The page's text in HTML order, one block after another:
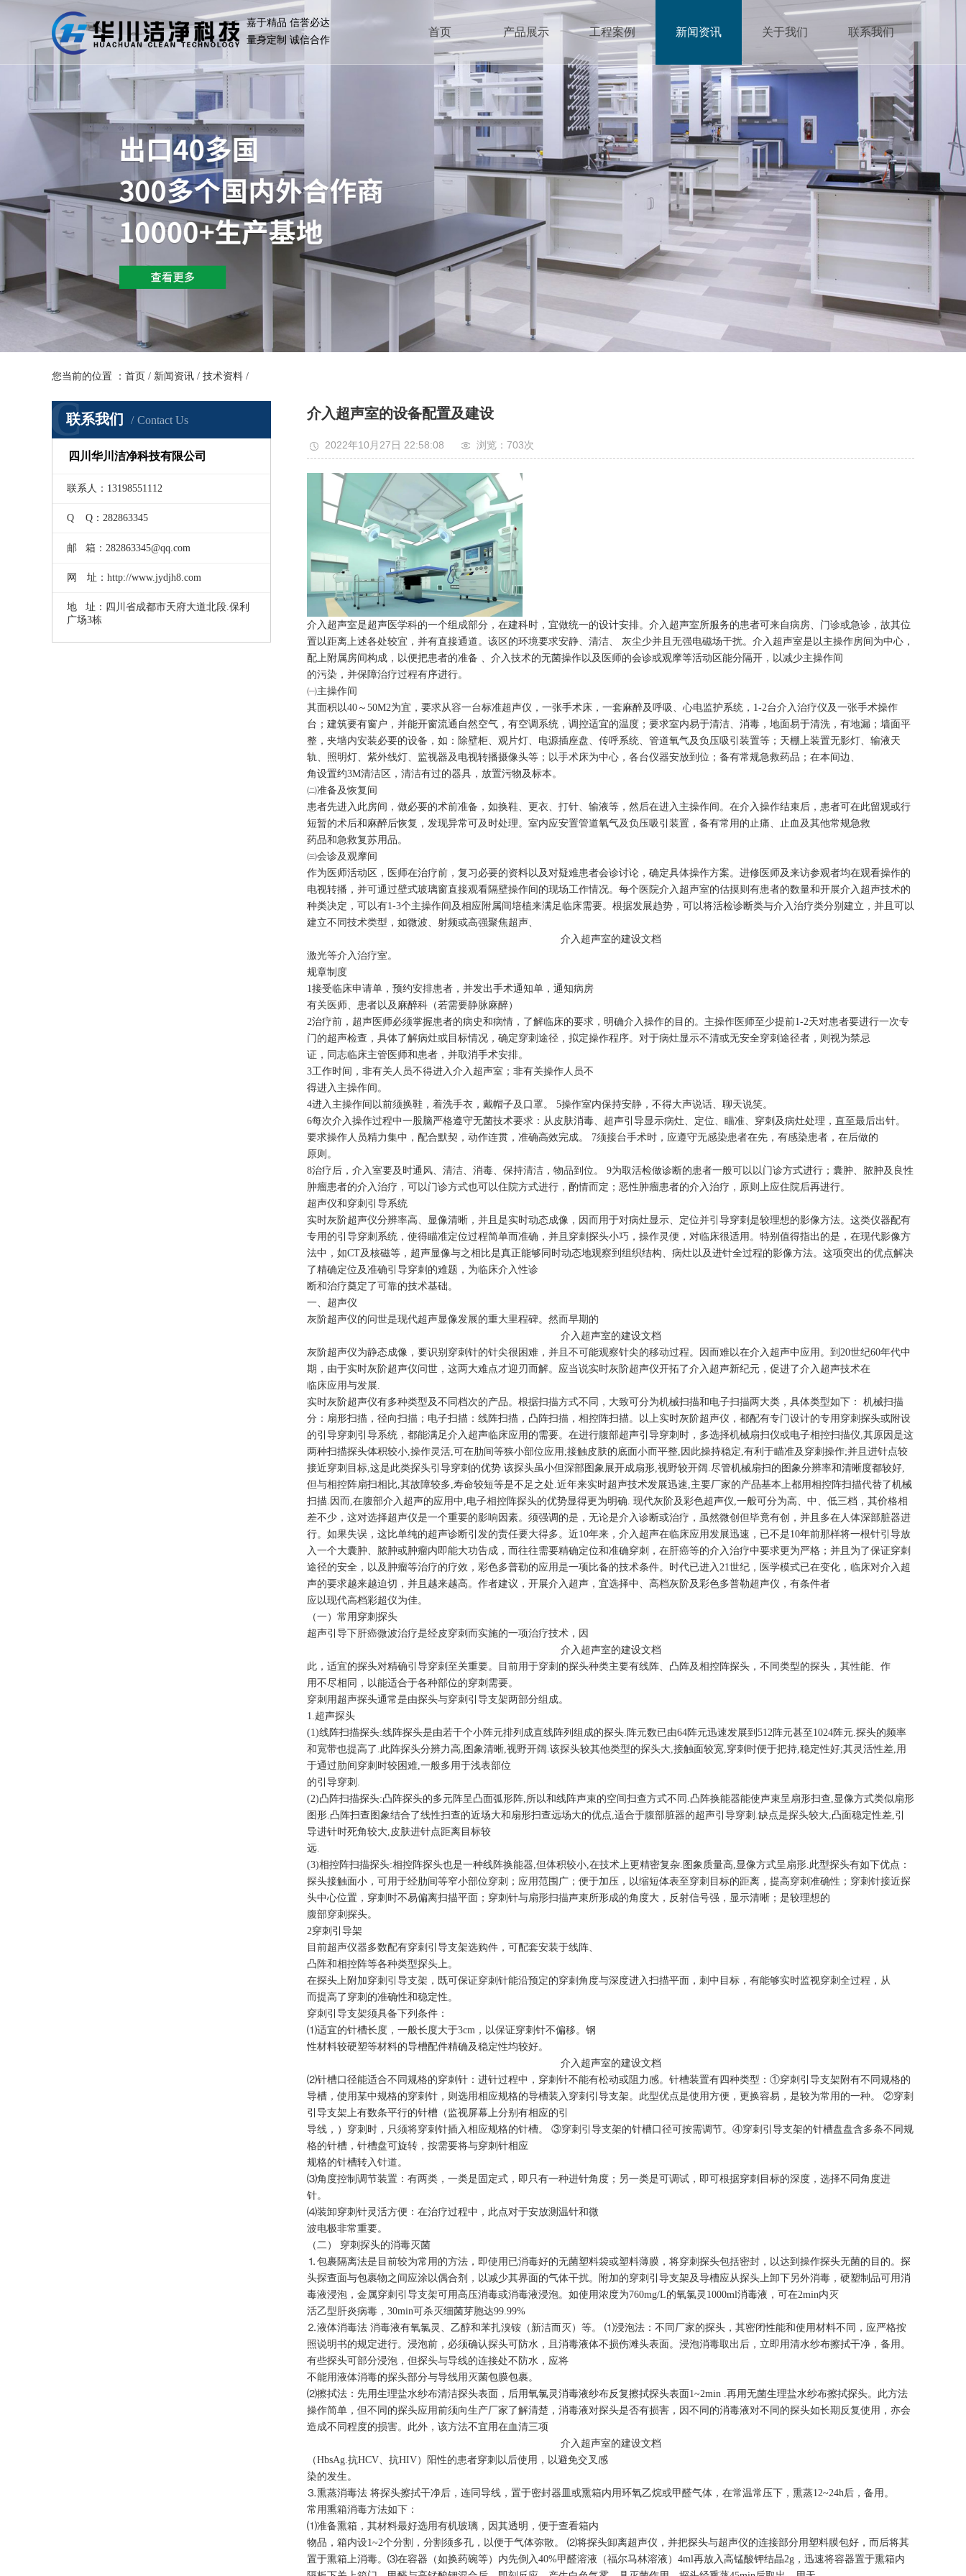
嘉于精品 信誉必达
量身定制 诚信合作
首页 产品展示 工程案例 新闻资讯 关于我们 联系我们
您当前的位置 ： 首页 / 新闻资讯 / 技术资料 /
联系我们 Contact Us
C
四川华川洁净科技有限公司
联系人：13198551112
Q Q：282863345
邮 箱：282863345@qq.com
网 址：http://www.jydjh8.com
地 址：四川省成都市天府大道北段.保利
广场3栋
介入超声室的设备配置及建设
2022年10月27日 22:58:08 浏览：703次
介入超声室是超声医学科的一个组成部分，在建科时，宜做统一的设计安排。介入超声室所服务的患者可来自病房、门诊或急诊，故其位
置以距离上述各处较宜，并有直接通道。该区的环境要求安静、清洁、 灰尘少并且无强电磁场干扰。介入超声室是以主操作房间为中心，
配上附属房间构成，以便把患者的准备 、介入技术的无菌操作以及医师的会诊或观摩等活动区能分隔开，以减少主操作间
的污染，并保障治疗过程有序进行。
㈠主操作间
其面积以40～50M2为宜，要求从容一台标准超声仪，一张手术床，一套麻醉及呼吸、心电监护系统，1-2台介入治疗仪及一张手术操作
台；建筑要有窗户，并能开窗流通自然空气，有空调系统，调控适宜的温度；要求室内易于清洁、消毒，地面易于清洗，有地漏；墙面平
整，夹墙内安装必要的设备，如：除壁柜、观片灯、电源插座盘、传呼系统、管道氧气及负压吸引装置等；天棚上装置无影灯、输液天
轨、照明灯、紫外线灯、监视器及电视转播摄像头等；以手术床为中心，各台仪器安放到位；备有常规急救药品；在本间边、
角设置约3M清洁区，清洁有过的器具，放置污物及标本。
㈡准备及恢复间
患者先进入此房间，做必要的术前准备，如换鞋、更衣、打针、输液等，然后在进入主操作间。在介入操作结束后，患者可在此留观或行
短暂的术后和麻醉后恢复，发现异常可及时处理。室内应安置管道氧气及负压吸引装置，备有常用的止痛、止血及其他常规急救
药品和急救复苏用品。
㈢会诊及观摩间
作为医师活动区，医师在治疗前，复习必要的资料以及对疑难患者会诊讨论，确定具体操作方案。进修医师及来访参观者均在观看操作的
电视转播，并可通过壁式玻璃窗直接观看隔壁操作间的现场工作情况。每个医院介入超声室的估摸则有患者的数量和开展介入超声技术的
种类决定，可以有1-3个主操作间及相应附属间培植来满足临床需要。根据发展趋势，可以将活检诊断类与介入治疗类分别建立，并且可以
建立不同技术类型，如微波、射频或高强聚焦超声、
介入超声室的建设文档
激光等介入治疗室。
规章制度
1接受临床申请单，预约安排患者，并发出手术通知单，通知病房
有关医师、患者以及麻醉科（若需要静脉麻醉）
2治疗前，超声医师必须掌握患者的病史和病情，了解临床的要求，明确介入操作的目的。主操作医师至少提前1-2天对患者要进行一次专
门的超声检查，具体了解病灶或目标情况，确定穿刺途径，拟定操作程序。对于病灶显示不清或无安全穿刺途径者，则视为禁忌
证，同志临床主管医师和患者，并取消手术安排。
3工作时间，非有关人员不得进入介入超声室；非有关操作人员不
得进入主操作间。
4进入主操作间以前须换鞋，着洗手衣，戴帽子及口罩。 5操作室内保持安静，不得大声说话、聊天说笑。
6每次介入操作过程中一股脑严格遵守无菌技术要求：从皮肤消毒、超声引导显示病灶、定位、瞄准、穿刺及病灶处理，直至最后出针。
要求操作人员精力集中，配合默契，动作连贯，准确高效完成。 7须接台手术时，应遵守无感染患者在先，有感染患者，在后做的
原则。
8治疗后，介入室要及时通风、清洁、消毒、保持清洁，物品到位。 9为取活检做诊断的患者一般可以以门诊方式进行；囊肿、脓肿及良性
肿瘤患者的介入治疗，可以门诊方式也可以住院方式进行，酌情而定；恶性肿瘤患者的介入治疗，原则上应住院后再进行。
超声仪和穿刺引导系统
实时灰阶超声仪分辨率高、显像清晰，并且是实时动态成像，因而用于对病灶显示、定位并引导穿刺是较理想的影像方法。这类仪器配有
专用的引导穿刺系统，使得瞄准定位过程简单而准确，并且穿刺探头小巧，操作灵便，对临床很适用。特别值得指出的是，在现代影像方
法中，如CT及核磁等，超声显像与之相比是真正能够同时动态地观察到组织结构、病灶以及进针全过程的影像方法。这项突出的优点解决
了精确定位及准确引导穿刺的难题，为临床介入性诊
断和治疗奠定了可靠的技术基础。
一、超声仪
灰阶超声仪的问世是现代超声显像发展的重大里程碑。然而早期的
介入超声室的建设文档
灰阶超声仪为静态成像，要识别穿刺针的针尖很困难，并且不可能观察针尖的移动过程。因而难以在介入超声中应用。到20世纪60年代中
期，由于实时灰阶超声仪问世，这两大难点才迎刃而解。应当说实时灰阶超声仪开拓了介入超声新纪元，促进了介入超声技术在
临床应用与发展.
实时灰阶超声仪有多种类型及不同档次的产品。根据扫描方式不同，大致可分为机械扫描和电子扫描两大类，具体类型如下： 机械扫描
分：扇形扫描，径向扫描；电子扫描：线阵扫描，凸阵扫描，相控阵扫描。以上实时灰阶超声仪，都配有专门设计的专用穿刺探头或附设
的引导穿刺引导系统，都能满足介入超声临床应用的需要。在进行腹部超声引导穿刺时，多选择机械扇扫仪或电子相控扫描仪,其原因是这
两种扫描探头体积较小,操作灵活,可在肋间等狭小部位应用;接触皮肤的底面小而平整,因此操持稳定,有利于瞄准及穿刺操作;并且进针点较
接近穿刺目标,这是此类探头引导穿刺的优势.该探头虽小但深部图象展开成扇形,视野较开阔.尽管机械扇扫的图象分辨率和清晰度都较好,
但与相控阵扇扫相比,其故障较多,寿命较短等是不足之处.近年来实时超声技术发展迅速,主要厂家的产品基本上都用相控阵扫描代替了机械
扫描.因而,在腹部介入超声的应用中,电子相控阵探头的优势显得更为明确. 现代灰阶及彩色超声仪,一般可分为高、中、低三档，其价格相
差不少，这对选择超声仪是一个重要的影响因素。须强调的是，无论是介入诊断或治疗，虽然微创但毕竟有创，并且多在人体深部脏器进
行。如果失误，这比单纯的超声诊断引发的责任要大得多。近10年来，介入超声在临床应用发展迅速，已不是10年前那样将一根针引导放
入一个大囊肿、脓肿或肿瘤内即能大功告成，而往往需要精确定位和准确穿刺，在肝癌等的介入治疗中要求更为严格；并且为了保证穿刺
途径的安全，以及肿瘤等治疗的疗效，彩色多普勒的应用是一项比备的技术条件。时代已进入21世纪，医学模式已在变化，临床对介入超
声的要求越来越迫切，并且越来越高。作者建议，开展介入超声，宜选择中、高档灰阶及彩色多普勒超声仪，有条件者
应以现代高档彩超仪为佳。
（一）常用穿刺探头
超声引导下肝癌微波治疗是经皮穿刺而实施的一项治疗技术，因
介入超声室的建设文档
此，适宜的探头对精确引导穿刺至关重要。目前用于穿刺的探头种类主要有线阵、凸阵及相控阵探头，不同类型的探头，其性能、作
用不尽相同，以能适合于各种部位的穿刺需要。
穿刺用超声探头通常是由探头与穿刺引导支架两部分组成。
1.超声探头
(1)线阵扫描探头:线阵探头是由若干个小阵元排列成直线阵列组成的探头.阵元数已由64阵元迅速发展到512阵元甚至1024阵元.探头的频率
和宽带也提高了.此阵探头分辨力高,图象清晰,视野开阔.该探头较其他类型的探头大,接触面较宽,穿刺时便于把持,稳定性好;其灵活性差,用
于通过肋间穿刺时较困难,一般多用于浅表部位
的引导穿刺.
(2)凸阵扫描探头:凸阵探头的多元阵呈凸面弧形阵,所以和线阵声束的空间扫查方式不同.凸阵换能器能使声束呈扇形扫查,显像方式类似扇形
图形.凸阵扫查图象结合了线性扫查的近场大和扇形扫查远场大的优点,适合于腹部脏器的超声引导穿刺.缺点是探头较大,凸面稳定性差,引
导进针时死角较大,皮肤进针点距离目标较
远.
(3)相控阵扫描探头:相控阵探头也是一种线阵换能器,但体积较小,在技术上更精密复杂.图象质量高,显像方式呈扇形.此型探头有如下优点：
探头接触面小，可用于经肋间等窄小部位穿刺；应用范围广；便于加压，以缩短体表至穿刺目标的距离，提高穿刺准确性；穿刺针接近探
头中心位置，穿刺时不易偏离扫描平面；穿刺针与扇形扫描声束所形成的角度大，反射信号强，显示清晰；是较理想的
腹部穿刺探头。
2穿刺引导架
目前超声仪器多数配有穿刺引导支架选购件，可配套安装于线阵、
凸阵和相控阵等各种类型探头上。
在探头上附加穿刺引导支架，既可保证穿刺针能沿预定的穿刺角度与深度进入扫描平面，刺中目标，有能够实时监视穿刺全过程，从
而提高了穿刺的准确性和稳定性。
穿刺引导支架须具备下列条件：
⑴适宜的针槽长度，一般长度大于3cm，以保证穿刺针不偏移。钢
性材料较硬塑等材料的导槽配件精确及稳定性均较好。
介入超声室的建设文档
⑵针槽口径能适合不同规格的穿刺针：进针过程中，穿刺针不能有松动或阻力感。针槽装置有四种类型：①穿刺引导支架附有不同规格的
导槽，使用某中规格的穿刺针，则选用相应规格的导槽装入穿刺引导支架。此型优点是使用方便，更换容易，是较为常用的一种。 ②穿刺
引导支架上有数条平行的针槽（监视屏幕上分别有相应的引
导线，）穿刺时，只须将穿刺针插入相应规格的针槽。 ③穿刺引导支架的针槽口径可按需调节。④穿刺引导支架的针槽盘盘含多条不同规
格的针槽，针槽盘可旋转，按需要将与穿刺针相应
规格的针槽转入针道。
⑶角度控制调节装置：有两类，一类是固定式，即只有一种进针角度；另一类是可调试，即可根据穿刺目标的深度，选择不同角度进
针。
⑷装卸穿刺针灵活方便：在治疗过程中，此点对于安放测温针和微
波电极非常重要。
（二） 穿刺探头的消毒灭菌
⒈包裹隔离法是目前较为常用的方法，即使用已消毒好的无菌塑料袋或塑料薄膜，将穿刺探头包括密封，以达到操作探头无菌的目的。探
头探查面与包裹物之间应涂以偶合剂，以减少其界面的气体干扰。附加的穿刺引导支架及导槽应从探头上卸下另外消毒，硬塑制品可用消
毒液浸泡，金属穿刺引导支架可用高压消毒或消毒液浸泡。如使用浓度为760mg/L的氧氯灵1000ml消毒液，可在2min内灭
活乙型肝炎病毒，30min可杀灭细菌芽胞达99.99%
⒉液体消毒法 消毒液有氧氯灵、乙醇和苯扎溴铵（新洁而灭）等。 ⑴浸泡法：不同厂家的探头，其密闭性能和使用材料不同，应严格按
照说明书的规定进行。浸泡前，必须确认探头可防水，且消毒液体不损伤滩头表面。浸泡消毒取出后，立即用清水纱布擦拭干净，备用。
有些探头可部分浸泡，但探头与导线的连接处不防水，应将
不能用液体消毒的探头部分与导线用灭菌包膜包裹。
⑵擦拭法：先用生理盐水纱布清洁探头表面，后用氧氯灵消毒液纱布反复擦拭探头表面1~2min .再用无菌生理盐水纱布擦拭探头。此方法
操作简单，但不同的探头应用前须向生产厂家了解清楚，消毒液对探头是否有损害，因不同的消毒液对不同的探头如长期反复使用，亦会
造成不同程度的损害。此外，该方法不宜用在血清三项
介入超声室的建设文档
（HbsAg.抗HCV、抗HIV）阳性的患者穿刺以后使用，以避免交叉感
染的发生。
⒊熏蒸消毒法 将探头擦拭干净后，连同导线，置于密封器皿或熏箱内用环氧乙烷或甲醛气体，在常温常压下，熏蒸12~24h后，备用。
常用熏箱消毒方法如下：
⑴准备熏箱，其材料最好选用有机玻璃，因其透明，便于查看箱内
物品，箱内设1~2个分割，分割须多孔，以便于气体弥散。 ⑵将探头卸离超声仪，并把探头与超声仪的连接部分用塑料膜包好，而后将其
置于熏箱上消毒。⑶在容器（如换药碗等）内先倒入40%甲醛溶液（福尔马林溶液）4ml再放入高锰酸钾结晶2g，迅速将容器置于熏箱内